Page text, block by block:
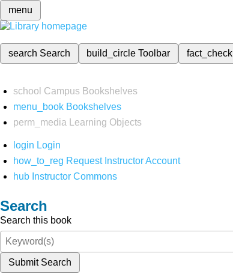
menu
search Search build_circleToolbar fact_check
school Campus Bookshelves
menu_book Bookshelves
perm_media
Learning Objects
login Login
how_to_reg Request Instructor Account
hub Instructor Commons
Search
Search this book
Submit Search